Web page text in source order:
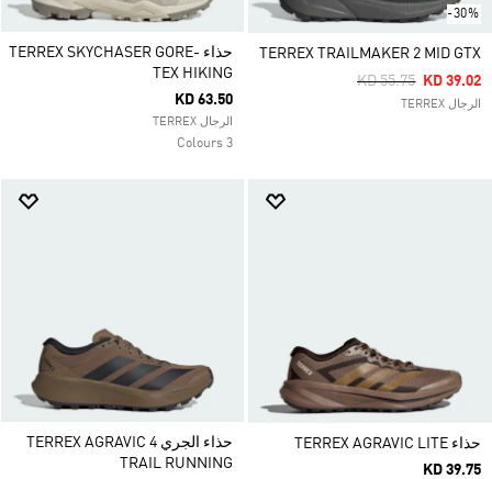
-30%
TERREX TRAILMAKER 2 MID GTX
Price Reduced
KD 55.75ToKD 39.02
الرجال TERREX
حذاء TERREX SKYCHASER GORE-
TEX HIKING
KD 63.50
الرجال TERREX
3 Colours
حذاء TERREX AGRAVIC LITE
KD 39.75
حذاء الجري TERREX AGRAVIC 4
TRAIL RUNNING